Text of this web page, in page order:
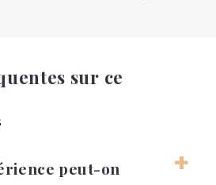
sur ce
peut-on